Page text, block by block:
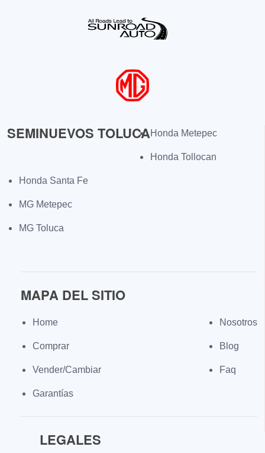
SEMINUEVOS TOLUCAHonda Metepec
Honda Tollocan
Honda Santa Fe
MG Metepec
MG Toluca
MAPA DEL SITIO
Home
Comprar
Vender/Cambiar
Garantías
Nosotros
Blog
Faq
LEGALES